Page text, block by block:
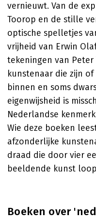
vernieuwt. Van de
Toorop en de stille
optische spelletjes
vrijheid van Erwin
tekeningen van
kunstenaar die zijn
binnen en soms
eigenwijsheid is
Nederlandse
Wie deze boeken
afzonderlijke
draad die door vier
beeldende kunst
Boeken over